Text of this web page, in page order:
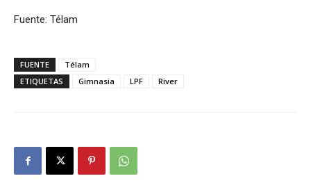
Fuente: Télam
FUENTE
Télam
ETIQUETAS
Gimnasia LPF River